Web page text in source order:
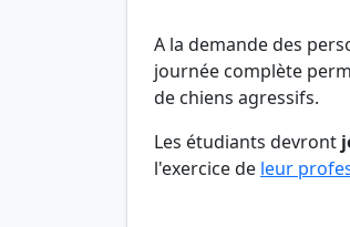
A la demande des
journée complète
de chiens agressifs.
Les étudiants devront
l'exercice de leur